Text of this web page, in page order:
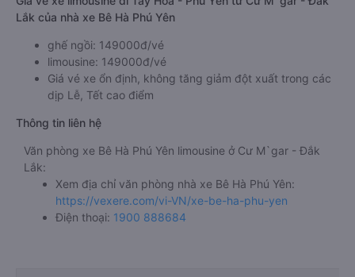
Lắk của nhà xe Bê Hà Phú Yên
ghế ngồi: 149000đ/vé
limousine: 149000đ/vé
Giá vé xe ổn định, không tăng giảm đột xuất trong các
dịp Lễ, Tết cao điểm
Thông tin liên hệ
Văn phòng xe Bê Hà Phú Yên limousine ở Cư M`gar - Đắk
Lắk:
Xem địa chỉ văn phòng nhà xe Bê Hà Phú Yên:
https://vexere.com/vi-VN/xe-be-ha-phu-yen
Điện thoại: 1900 888684